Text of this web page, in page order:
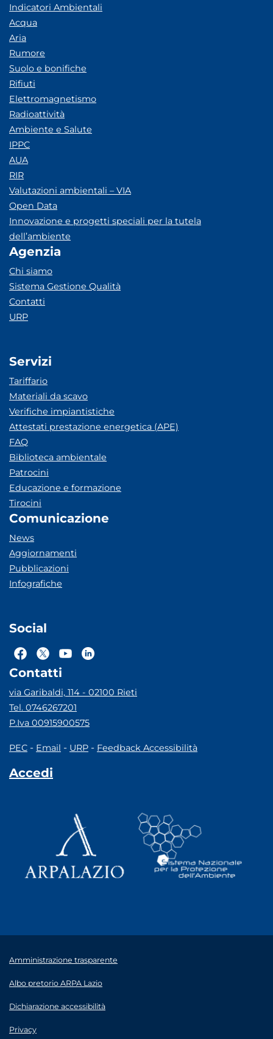
Indicatori Ambientali
Acqua
Aria
Rumore
Suolo e bonifiche
Rifiuti
Elettromagnetismo
Radioattività
Ambiente e Salute
IPPC
AUA
RIR
Valutazioni ambientali – VIA
Open Data
Innovazione e progetti speciali per la tutela
dell’ambiente
Agenzia
Chi siamo
Sistema Gestione Qualità
Contatti
URP
Servizi
Tariffario
Materiali da scavo
Verifiche impiantistiche
Attestati prestazione energetica (APE)
FAQ
Biblioteca ambientale
Patrocini
Educazione e formazione
Tirocini
Comunicazione
News
Aggiornamenti
Pubblicazioni
Infografiche
Social
Contatti
via Garibaldi, 114 - 02100 Rieti
Tel. 0746267201
P.Iva 00915900575
PEC - Email - URP - Feedback Accessibilità
Accedi
Amministrazione trasparente
Albo pretorio ARPA Lazio
Dichiarazione accessibilità
Privacy